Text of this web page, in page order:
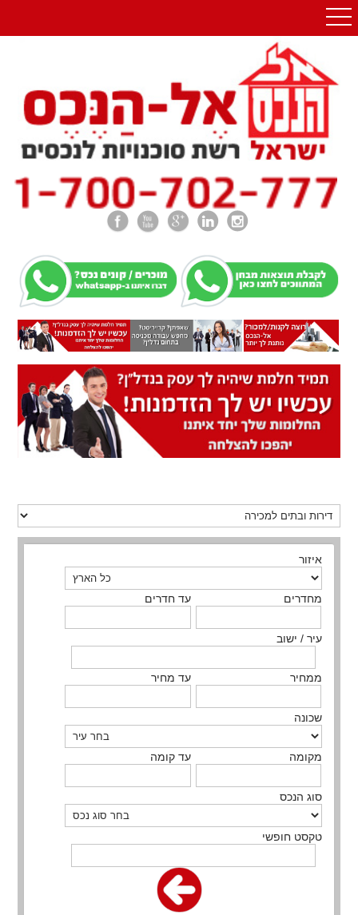
איזור
מחדרים עד חדרים
עיר / ישוב
ממחיר עד מחיר
שכונה
מקומה עד קומה
סוג הנכס
טקסט חופשי